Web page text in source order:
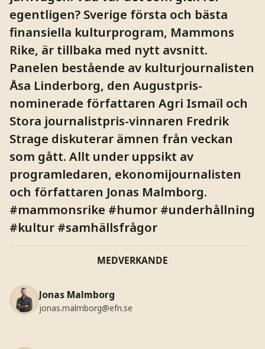
egentligen? Sverige första och bästa
finansiella kulturprogram, Mammons
Rike, är tillbaka med nytt avsnitt.
Panelen bestående av kulturjournalisten
Åsa Linderborg, den Augustpris-
nominerade författaren Agri Ismaïl och
Stora journalistpris-vinnaren Fredrik
Strage diskuterar ämnen från veckan
som gått. Allt under uppsikt av
programledaren, ekonomijournalisten
och författaren Jonas Malmborg.
#mammonsrike #humor #underhållning
#kultur #samhällsfrågor
MEDVERKANDE
Jonas Malmborg
jonas.malmborg@efn.se